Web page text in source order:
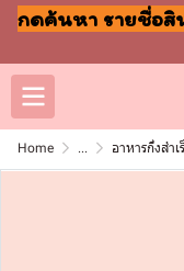
กดค้นหา รายชื่อสิ
Home ... อาหารกึ่งสำเร็จรูป ม